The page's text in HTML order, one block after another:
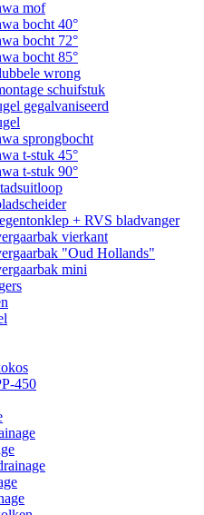
mof
bocht 40°
bocht 72°
bocht 85°
wrong
schuifstuk
gegalvaniseerd
sprongbocht
t-stuk 45°
t-stuk 90°
+ RVS bladvanger
vierkant
"Oud Hollands"
mini
450